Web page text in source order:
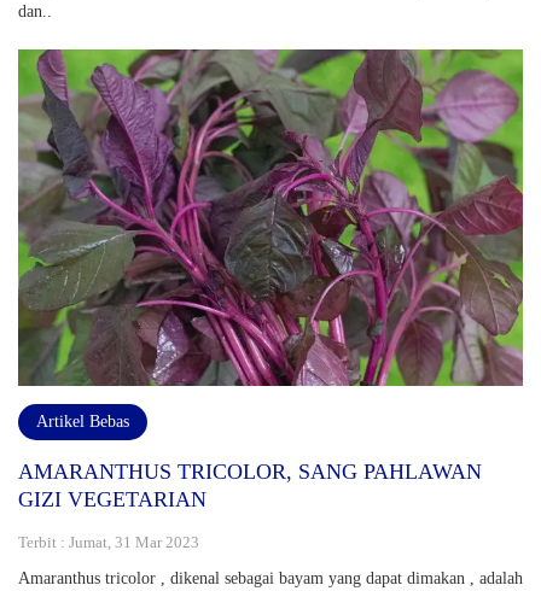
dan..
Artikel Bebas
AMARANTHUS TRICOLOR, SANG PAHLAWAN
GIZI VEGETARIAN
Terbit : Jumat, 31 Mar 2023
Amaranthus tricolor , dikenal sebagai bayam yang dapat dimakan , adalah